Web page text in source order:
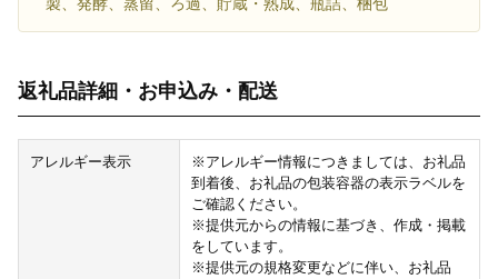
返礼品詳細・お申込み・配送
アレルギー表示
※アレルギー情報につきましては、お礼品
到着後、お礼品の包装容器の表示ラベルを
ご確認ください。
※提供元からの情報に基づき、作成・掲載
をしています。
※提供元の規格変更などに伴い、お礼品